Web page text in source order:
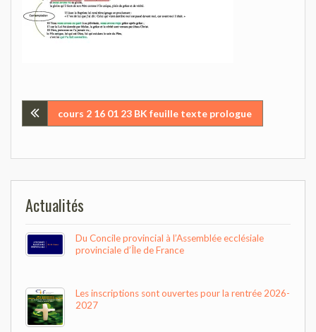
Navigation
l’article
cours 2 16 01 23 BK feuille texte prologue
Actualités
Du Concile provincial à l’Assemblée ecclésiale
provinciale d’Île de France
Les inscriptions sont ouvertes pour la rentrée 2026-
2027